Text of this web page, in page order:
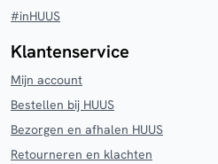
#inHUUS
Klantenservice
Mijn account
Bestellen bij HUUS
Bezorgen en afhalen HUUS
Retourneren en klachten